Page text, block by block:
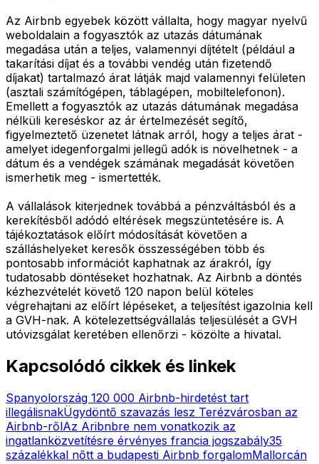
Az Airbnb egyebek között vállalta, hogy magyar nyelvű
weboldalain a fogyasztók az utazás dátumának
megadása után a teljes, valamennyi díjtételt (például a
takarítási díjat és a további vendég után fizetendő
díjakat) tartalmazó árat látják majd valamennyi felületen
(asztali számítógépen, táblagépen, mobiltelefonon).
Emellett a fogyasztók az utazás dátumának megadása
nélküli kereséskor az ár értelmezését segítő,
figyelmeztető üzenetet látnak arról, hogy a teljes árat -
amelyet idegenforgalmi jellegű adók is növelhetnek - a
dátum és a vendégek számának megadását követően
ismerhetik meg - ismertették.
A vállalások kiterjednek továbbá a pénzváltásból és a
kerekítésből adódó eltérések megszüntetésére is. A
tájékoztatások előírt módosítását követően a
szálláshelyeket keresők összességében több és
pontosabb információt kaphatnak az árakról, így
tudatosabb döntéseket hozhatnak. Az Airbnb a döntés
kézhezvételét követő 120 napon belül köteles
végrehajtani az előírt lépéseket, a teljesítést igazolnia kell
a GVH-nak. A kötelezettségvállalás teljesülését a GVH
utóvizsgálat keretében ellenőrzi - közölte a hivatal.
Kapcsolódó cikkek és linkek
Spanyolország 120 000 Airbnb-hirdetést tart
illegálisnakÜgydöntő szavazás lesz Terézvárosban az
Airbnb-rőlAz Aribnbre nem vonatkozik az
ingatlanközvetítésre érvényes francia jogszabály35
százalékkal nőtt a budapesti Airbnb forgalomMallorcán